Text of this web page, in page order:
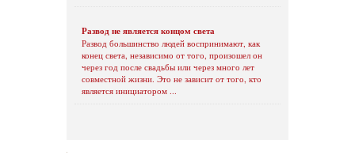
Развод не является концом света
Развод большинство людей воспринимают, как
конец света, независимо от того, произошел он
через год после свадьбы или через много лет
совместной жизни. Это не зависит от того, кто
является инициатором ...